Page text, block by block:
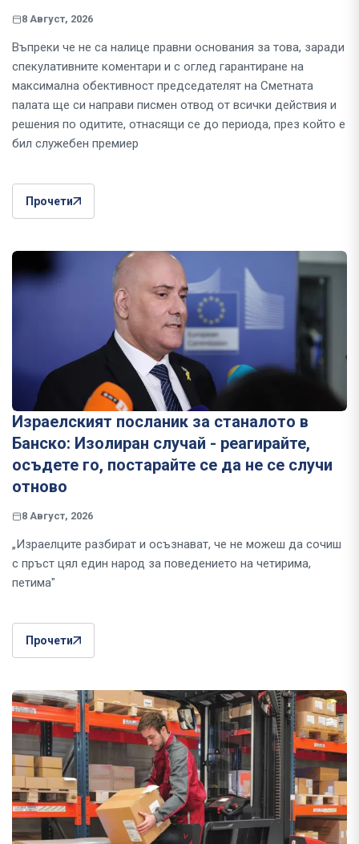
8 Август, 2026
Въпреки че не са налице правни основания за това, заради
спекулативните коментари и с оглед гарантиране на
максимална обективност председателят на Сметната
палата ще си направи писмен отвод от всички действия и
решения по одитите, отнасящи се до периода, през който е
бил служебен премиер
Прочети
Израелският посланик за станалото в
Банско: Изолиран случай - реагирайте,
осъдете го, постарайте се да не се случи
отново
8 Август, 2026
„Израелците разбират и осъзнават, че не можеш да сочиш
с пръст цял един народ за поведението на четирима,
петима"
Прочети